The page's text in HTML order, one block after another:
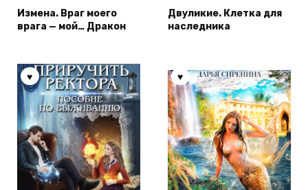
Измена. Враг моего
врага — мой… Дракон
Двуликие. Клетка для
наследника